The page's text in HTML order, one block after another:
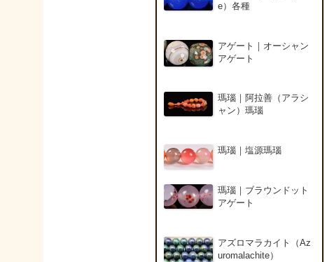
e）各種
アゲート｜オーシャン
アゲート
瑪瑙｜阿拉善（アラシ
ャン）瑪瑙
瑪瑙｜塩源瑪瑙
瑪瑙｜ブラウンドット
アゲート
アズロマラカイト（Az
uromalachite）